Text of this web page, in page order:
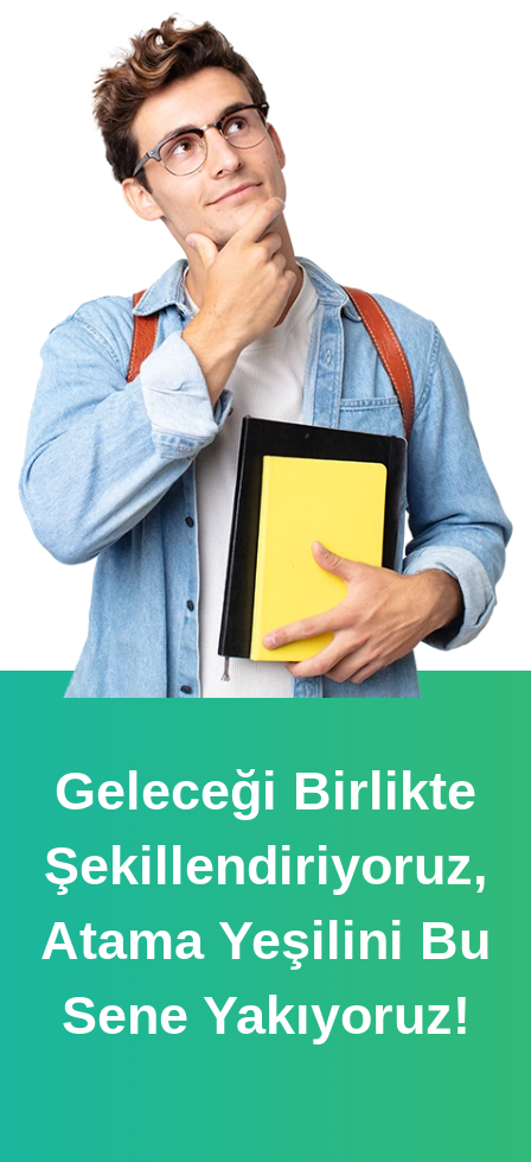
Geleceği Birlikte
Şekillendiriyoruz,
Atama Yeşilini Bu
Sene Yakıyoruz!